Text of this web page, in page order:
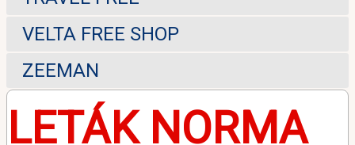
VELTA FREE SHOP
ZEEMAN
LETÁK NORMA